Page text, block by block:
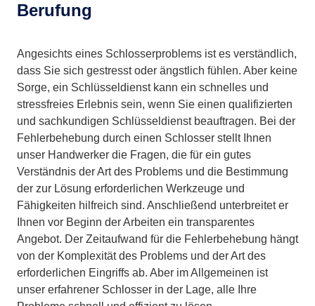
Berufung
Angesichts eines Schlosserproblems ist es verständlich,
dass Sie sich gestresst oder ängstlich fühlen. Aber keine
Sorge, ein Schlüsseldienst kann ein schnelles und
stressfreies Erlebnis sein, wenn Sie einen qualifizierten
und sachkundigen Schlüsseldienst beauftragen. Bei der
Fehlerbehebung durch einen Schlosser stellt Ihnen
unser Handwerker die Fragen, die für ein gutes
Verständnis der Art des Problems und die Bestimmung
der zur Lösung erforderlichen Werkzeuge und
Fähigkeiten hilfreich sind. Anschließend unterbreitet er
Ihnen vor Beginn der Arbeiten ein transparentes
Angebot. Der Zeitaufwand für die Fehlerbehebung hängt
von der Komplexität des Problems und der Art des
erforderlichen Eingriffs ab. Aber im Allgemeinen ist
unser erfahrener Schlosser in der Lage, alle Ihre